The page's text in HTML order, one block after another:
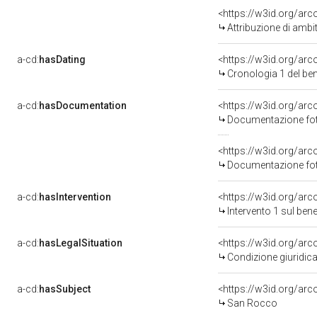
<https://w3id.org/
Attribuzione di
a-cd:hasDating
<https://w3id.org/
Cronologia 1 del
a-cd:hasDocumentation
Documentazione
Documentazione
a-cd:hasIntervention
<https://w3id.org/
Intervento 1 sul
a-cd:hasLegalSituation
Condizione
a-cd:hasSubject
<https://w3id.org/
San Rocco